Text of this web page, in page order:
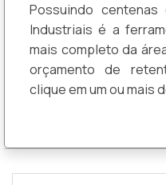
Possuindo
Industriais é a
mais completo da
orçamento de
clique em um ou mais